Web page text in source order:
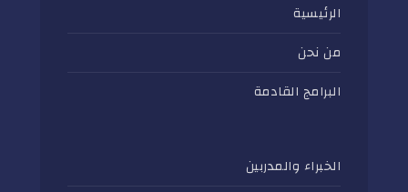
الرئيسية
من نحن
البرامج القادمة
الخبراء والمدربين